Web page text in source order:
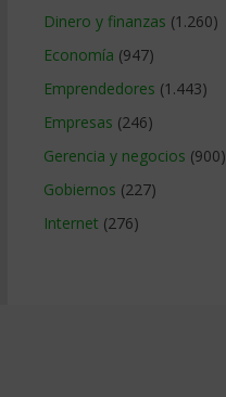
Dinero y finanzas (1.260)
Economía (947)
Emprendedores (1.443)
Empresas (246)
Gerencia y negocios (900)
Gobiernos (227)
Internet (276)